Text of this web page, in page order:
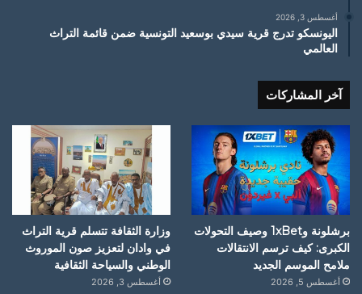
أغسطس 3, 2026
اليونسكو تدرج قرية سيدي بوسعيد التونسية ضمن قائمة التراث
العالمي
آخر المشاركات
برشلونة و1xBet وصيف التحولات
الكبرى: كيف ترسم الانتقالات
ملامح الموسم الجديد
أغسطس 5, 2026
وزارة الثقافة تتسلم قرية التراث
في وادان لتعزيز صون الموروث
الوطني والسياحة الثقافية
أغسطس 3, 2026